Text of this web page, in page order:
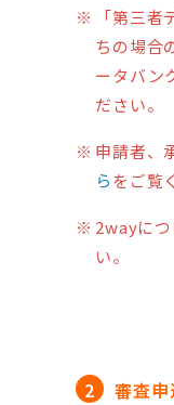
「第三
ちの場合
ータバン
ださい。
申請者、
らをご覧
2wayにつ
い。
審査